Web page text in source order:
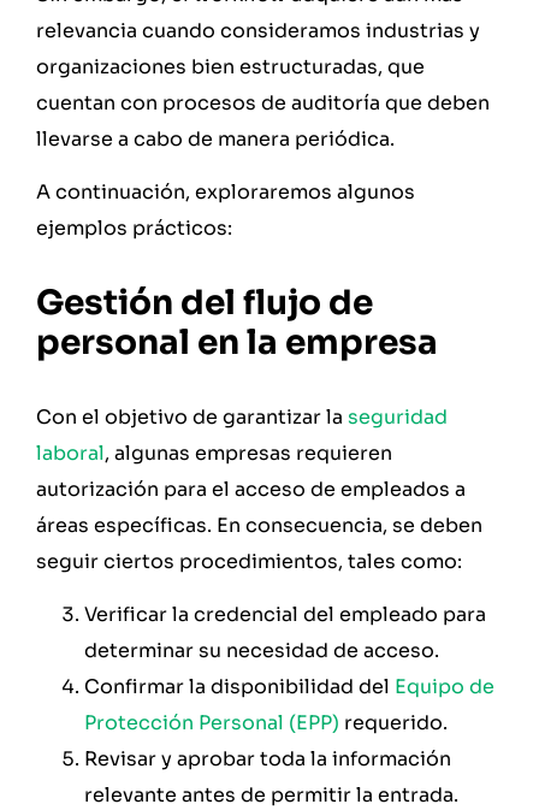
relevancia cuando consideramos industrias y
organizaciones bien estructuradas, que
cuentan con procesos de auditoría que deben
llevarse a cabo de manera periódica.
A continuación, exploraremos algunos
ejemplos prácticos:
Gestión del flujo de
personal en la empresa
Con el objetivo de garantizar la seguridad
laboral, algunas empresas requieren
autorización para el acceso de empleados a
áreas específicas. En consecuencia, se deben
seguir ciertos procedimientos, tales como:
Verificar la credencial del empleado para
determinar su necesidad de acceso.
Confirmar la disponibilidad del Equipo de
Protección Personal (EPP) requerido.
Revisar y aprobar toda la información
relevante antes de permitir la entrada.